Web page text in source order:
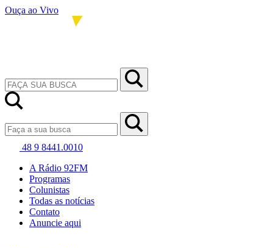
Ouça ao Vivo
48 9 8441.0010
A Rádio 92FM
Programas
Colunistas
Todas as notícias
Contato
Anuncie aqui